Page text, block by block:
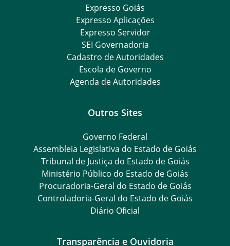
Expresso Goiás
Expresso Aplicações
Expresso Servidor
SEI Governadoria
Cadastro de Autoridades
Escola de Governo
Agenda de Autoridades
Outros Sites
Governo Federal
Assembleia Legislativa do Estado de Goiás
Tribunal de Justiça do Estado de Goiás
Ministério Público do Estado de Goiás
Procuradoria-Geral do Estado de Goiás
Controladoria-Geral do Estado de Goiás
Diário Oficial
Transparência e Ouvidoria